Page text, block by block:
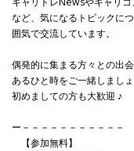
など、気になるトピックに
囲気で交流しています。
偶発的に集まる方々との出
あるひと時をご一緒しましょ
初めましての方も大歓迎 ♪
ー－－－－－－－－－－－
【参加無料】